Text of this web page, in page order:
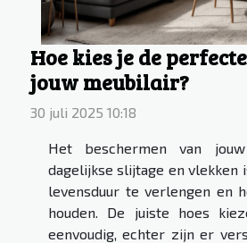
Hoe kies je de
jouw meubilair?
30 juli 2025 10:18
Het beschermen van
dagelijkse slijtage en vlekken
levensduur te verlengen en
houden. De juiste hoes
eenvoudig, echter zijn er